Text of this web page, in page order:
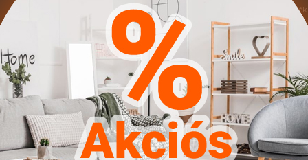
Ez a weboldal affiliate marketing rendszerben működik. A vásárlások után jutalék